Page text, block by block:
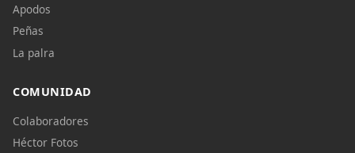
Apodos
Peñas
La palra
COMUNIDAD
Colaboradores
Héctor Fotos